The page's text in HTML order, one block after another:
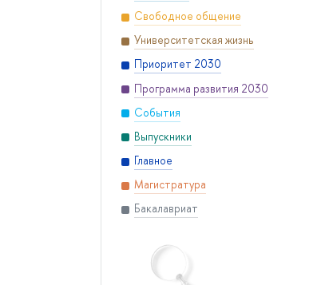
Свободное общение
Университетская жизнь
Приоритет 2030
Программа развития 2030
События
Выпускники
Главное
Магистратура
Бакалавриат